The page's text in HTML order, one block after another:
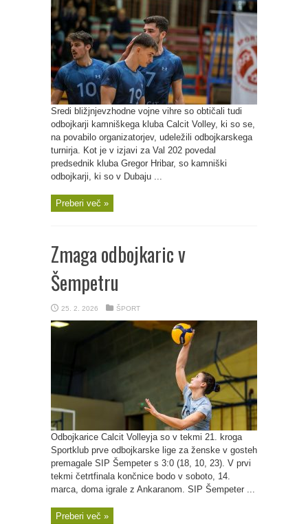
Sredi bližjnjevzhodne vojne vihre so obtičali tudi
odbojkarji kamniškega kluba Calcit Volley, ki so se,
na povabilo organizatorjev, udeležili odbojkarskega
turnirja. Kot je v izjavi za Val 202 povedal
predsednik kluba Gregor Hribar, so kamniški
odbojkarji, ki so v Dubaju ...
Preberi več »
Zmaga odbojkaric v
Šempetru
25. 2. 2026 ŠPORT
Odbojkarice Calcit Volleyja so v tekmi 21. kroga
Sportklub prve odbojkarske lige za ženske v gosteh
premagale SIP Šempeter s 3:0 (18, 10, 23). V prvi
tekmi četrtfinala končnice bodo v soboto, 14.
marca, doma igrale z Ankaranom. SIP Šempeter ...
Preberi več »